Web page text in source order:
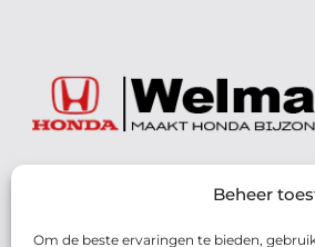
Beheer
Om de beste ervaringen te bieden,
072 - 57 16 9 40
Parelweg 3, 1812 RS